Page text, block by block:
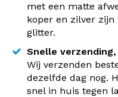
met een matte
koper en zilver zijn
glitter.
Snelle
Wij verzenden
dezelfde dag nog.
snel in huis tegen